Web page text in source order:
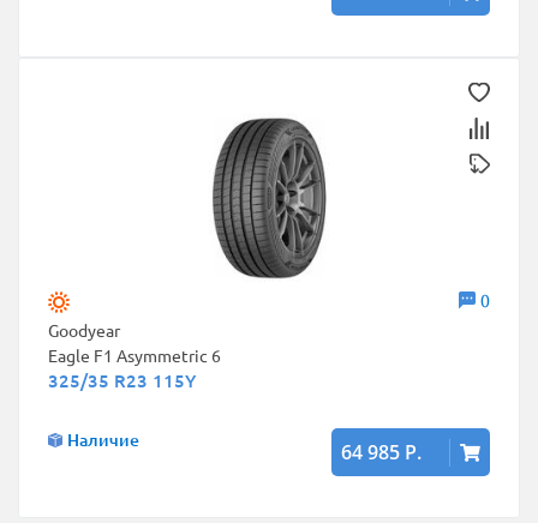
0
Goodyear
Eagle F1 Asymmetric 6
325/35 R23 115Y
Наличие 64 985 Р.